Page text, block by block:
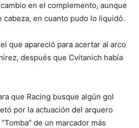
en el complemento, aunque
cabeza, en cuanto pudo lo liquidó.
que apareció para acertar al arco
después que Cvitanich había
que Racing busque algún gol
por la actuación del arquero
de un marcador más